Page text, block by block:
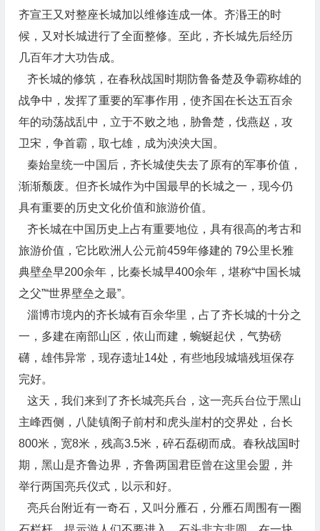
齐宣王又对整座长城加以维修连成一体。齐湣王的时
候，又对长城进行了全面整修。至此，齐长城先后经历
几百年才大功告成。
齐长城的修筑，在春秋战国时期防鲁备楚及争霸称雄的
战争中，发挥了重要的军事作用，使齐国在长达五百余
年的动荡战乱中，立于不败之地，胁鲁楚，伐燕赵，攻
卫宋，争首霸，取七雄，成为泱泱大国。
秦始皇统一中国后，齐长城使失去了原有的军事价值，
渐渐颓废。但齐长城作为中国最早的长城之一，现今仍
具有重要的历史文化价值和旅游价值。
齐长城在中国历史上占有重要地位，具有很高的考古和
旅游价值，它比欧洲人公元前459年修建的 79公里长雅
典壁垒早200余年，比秦长城早400余年，堪称“中国长城
之父”“世界壁垒之最”。
淄博市境内的齐长城有百余华里，占了齐长城的十分之
一，多建在南部山区，依山而建，蜿蜒起伏，气势磅
礴，雄伟异常，现存遗址14处，有些地段城墙残垣保存
完好。
这天，我们来到了齐长城亮兵台，这一亮兵台位于黑山
主峰西侧，八陡镇阁子前村和虎头崖村的交界处，台长
800米，宽8米，残高3.5米，碎石磊砌而成。春秋战国时
期，黑山是齐鲁边界，齐鲁两国君臣曾在这里会盟，并
举行两国亮兵仪式，以示和好。
亮兵台附近有一奇石，又叫分雁石，分雁石周围有一圈